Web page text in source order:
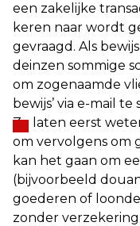
een zakelijke
keren naar wordt
gevraagd. Als
deinzen sommige
om zogenaamde
bewijs’ via e-mail te
Ze laten eerst
om vervolgens om
kan het gaan om
(bijvoorbeeld
goederen of
zonder